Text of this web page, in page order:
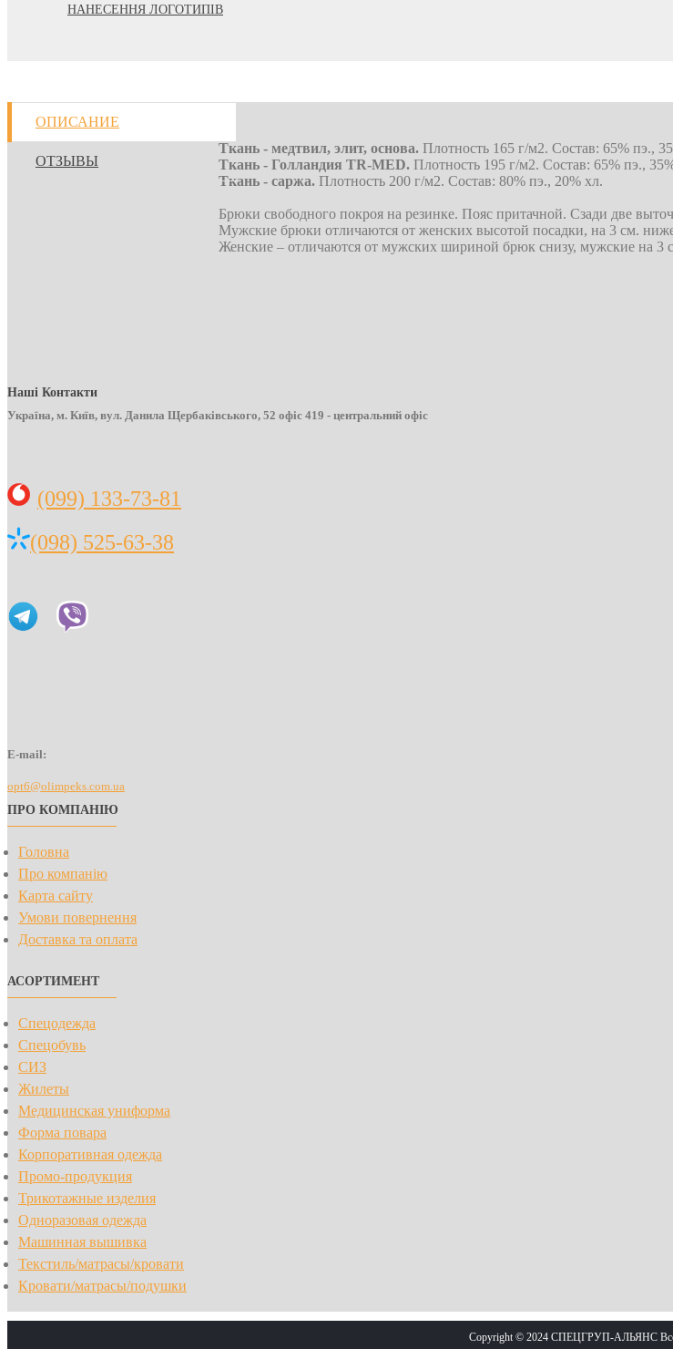
НАНЕСЕННЯ ЛОГОТИПІВ
ОПИСАНИЕ
ОТЗЫВЫ
Ткань - медтвил, элит, основа. Плотность 165 г/м2. Состав: 65% пэ.,
Ткань - Голландия TR-MED. Плотность 195 г/м2. Состав: 65% пэ.,
Ткань - саржа. Плотность 200 г/м2. Состав: 80% пэ., 20% хл.
Брюки свободного покроя на резинке. Пояс притачной. Сзади две
Мужские брюки отличаются от женских высотой посадки, на 3 см.
Женские – отличаются от мужских шириной брюк снизу, мужские на 3
Наші Контакти
Україна, м. Київ, вул. Данила Щербаківського, 52 офіс 419 - центральний офіс
(099) 133-73-81
(098) 525-63-38
E-mail:
opt6@olimpeks.com.ua
ПРО КОМПАНІЮ
Головна
Про компанію
Карта сайту
Умови повернення
Доставка та оплата
АСОРТИМЕНТ
Спецодежда
Спецобувь
СИЗ
Жилеты
Медицинская униформа
Форма повара
Корпоративная одежда
Промо-продукция
Трикотажные изделия
Одноразовая одежда
Машинная вышивка
Текстиль/матрасы/кровати
Кровати/матрасы/подушки
Copyright © 2024 СПЕЦГРУП-АЛЬЯНС Все